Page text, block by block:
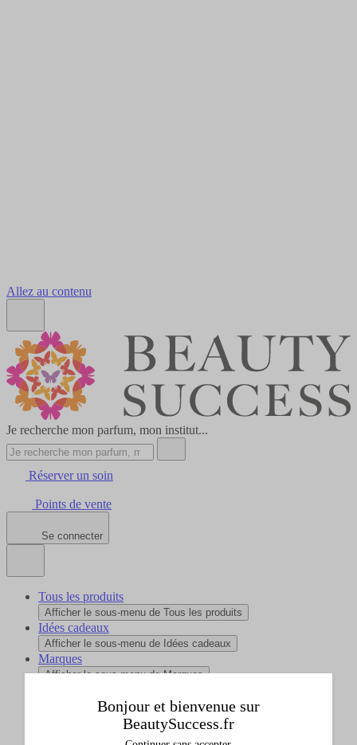
Allez au contenu
Je recherche mon parfum, mon institut...
Réserver un soin
Points de vente
Se connecter
Tous les produits
Afficher le sous-menu de Tous les produits
Idées cadeaux
Afficher le sous-menu de Idées cadeaux
Marques
Afficher le sous-menu de Marques
Afficher le sous-menu de Promos
Bonjour et bienvenue sur
BeautySuccess.fr